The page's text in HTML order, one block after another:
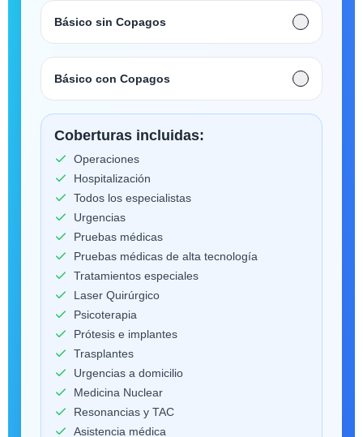
Básico sin Copagos
Básico con Copagos
Coberturas incluidas:
Operaciones
Hospitalización
Todos los especialistas
Urgencias
Pruebas médicas
Pruebas médicas de alta tecnología
Tratamientos especiales
Laser Quirúrgico
Psicoterapia
Prótesis e implantes
Trasplantes
Urgencias a domicilio
Medicina Nuclear
Resonancias y TAC
Asistencia médica